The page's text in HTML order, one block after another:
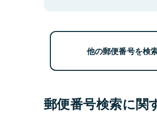
他の郵便番号を検
郵便番号検索に関